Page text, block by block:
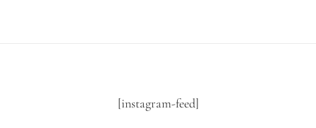
[instagram-feed]